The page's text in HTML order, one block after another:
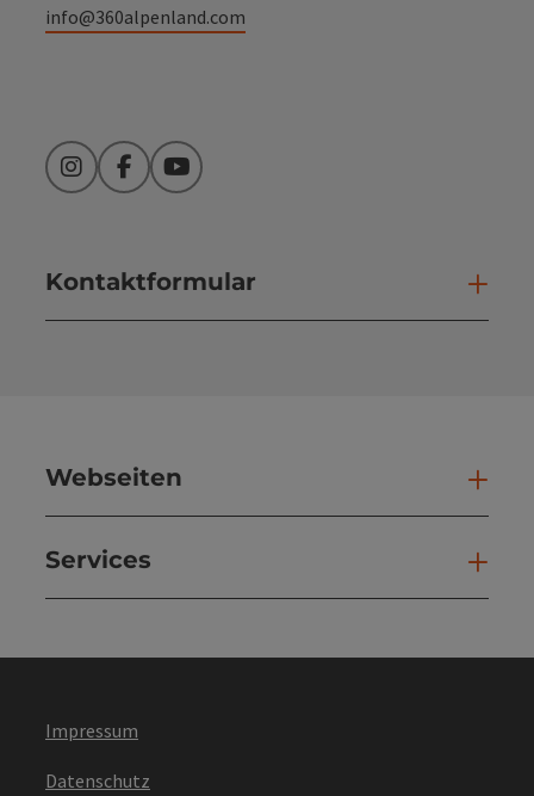
info@360alpenland.com
InstagramFacebookYouTube
Kontaktformular
Webseiten
Services
Impressum
Datenschutz